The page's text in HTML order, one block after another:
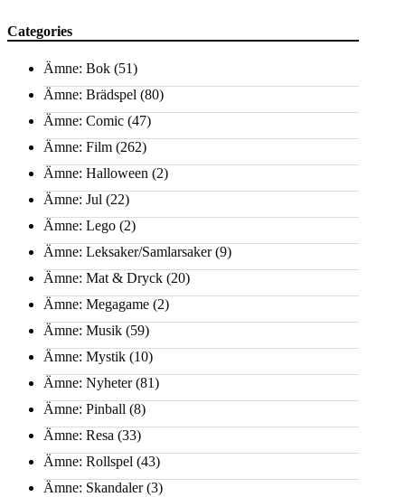
Categories
Ämne: Bok (51)
Ämne: Brädspel (80)
Ämne: Comic (47)
Ämne: Film (262)
Ämne: Halloween (2)
Ämne: Jul (22)
Ämne: Lego (2)
Ämne: Leksaker/Samlarsaker(9)
Ämne: Mat & Dryck (20)
Ämne: Megagame (2)
Ämne: Musik (59)
Ämne: Mystik (10)
Ämne: Nyheter(81)
Ämne: Pinball (8)
Ämne: Resa (33)
Ämne: Rollspel (43)
Ämne: Skandaler(3)